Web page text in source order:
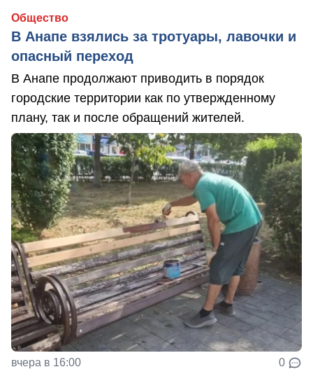
Общество
В Анапе взялись за тротуары, лавочки и
опасный переход
В Анапе продолжают приводить в порядок
городские территории как по утвержденному
плану, так и после обращений жителей.
вчера в 16:00 0